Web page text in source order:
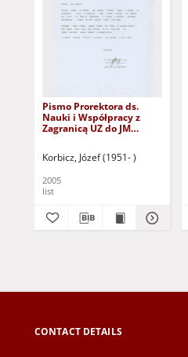
Pismo Prorektora ds.
Nauki i Współpracy z
Zagranicą UZ do JM
podziękowaniem za
w przygotowaniu opinii o
dorobku naukowym i
inż. Ryszarda
Tadeusiewicza
Korbicz, Józef (1951- )
2005
list
CONTACT DETAILS